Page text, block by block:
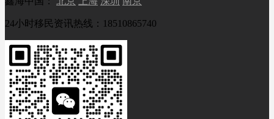
24小时移民资讯热线：18510865740